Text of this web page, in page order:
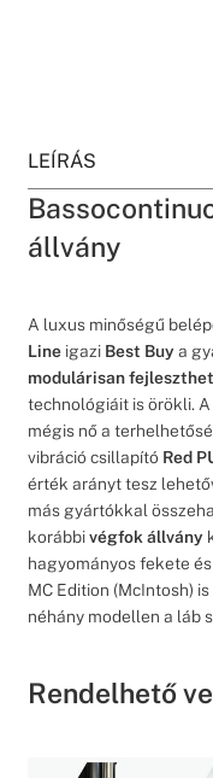
LEÍRÁS
állvány
A luxus minőségű
Lineigazi Best Buy a
modulárisan
technológiáit is örökli.
mégis nő a
vibráció csillapító Red
érték arányt tesz
más gyártókkal
korábbivégfok állvány
hagyományos fekete
MC Edition (McIntosh)
néhány modellen a láb
Rendelhető